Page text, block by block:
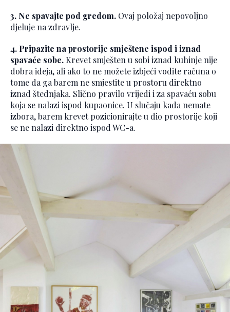
3. Ne spavajte pod gredom. Ovaj položaj nepovoljno
djeluje na zdravlje.
4. Pripazite na prostorije smještene ispod i iznad
spavaće sobe. Krevet smješten u sobi iznad kuhinje nije
dobra ideja, ali ako to ne možete izbjeći vodite računa o
tome da ga barem ne smjestite u prostoru direktno
iznad štednjaka. Slično pravilo vrijedi i za spavaću sobu
koja se nalazi ispod kupaonice. U slučaju kada nemate
izbora, barem krevet pozicionirajte u dio prostorije koji
se ne nalazi direktno ispod WC-a.